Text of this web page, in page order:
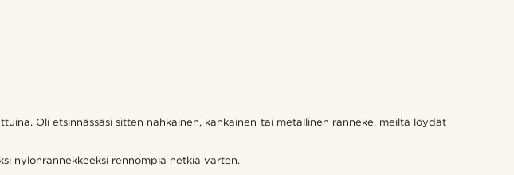
Oli etsinnässäsi sitten nahkainen, kankainen tai metallinen ranneke, meiltä löydät
nylonrannekkeeksi rennompia hetkiä varten.